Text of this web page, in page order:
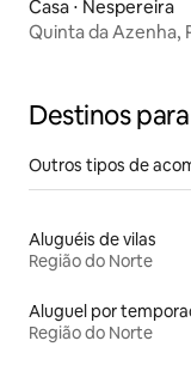
Casa ⋅ Nespereira
Destinos
Outros tipos de
Aluguéis de vilas
Região do Norte
Região do Norte